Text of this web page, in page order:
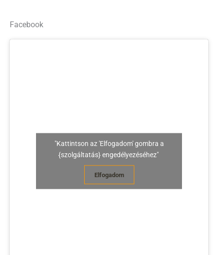
Facebook
"Kattintson az 'Elfogadom' gombra a
{szolgáltatás} engedélyezéséhez"
Elfogadom